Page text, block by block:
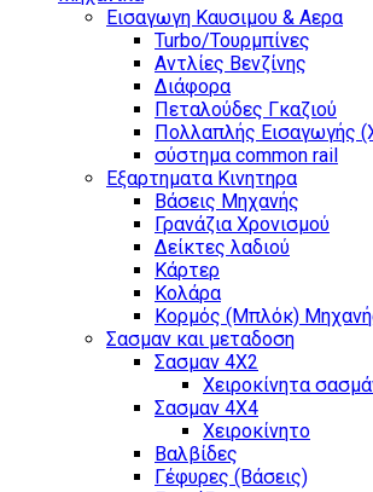
Εισαγωγη Καυσιμου & Αερα
Turbo/Τουρμπίνες
Αντλίες Βενζίνης
Διάφορα
Πεταλούδες Γκαζιού
Πολλαπλής Εισαγωγής
σύστημα common rail
Εξαρτηματα Κινητηρα
Βάσεις Μηχανής
Γρανάζια Χρονισμού
Δείκτες λαδιού
Κάρτερ
Κολάρα
Κορμός (Μπλόκ)
Σασμαν και μεταδοση
Σασμαν 4Χ2
Χειροκίνητα
Σασμαν 4Χ4
Χειροκίνητο
Βαλβίδες
Γέφυρες (Βάσεις)